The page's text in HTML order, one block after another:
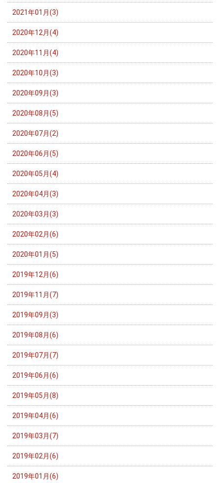
2021年01月(3)
2020年12月(4)
2020年11月(4)
2020年10月(3)
2020年09月(3)
2020年08月(5)
2020年07月(2)
2020年06月(5)
2020年05月(4)
2020年04月(3)
2020年03月(3)
2020年02月(6)
2020年01月(5)
2019年12月(6)
2019年11月(7)
2019年09月(3)
2019年08月(6)
2019年07月(7)
2019年06月(6)
2019年05月(8)
2019年04月(6)
2019年03月(7)
2019年02月(6)
2019年01月(6)